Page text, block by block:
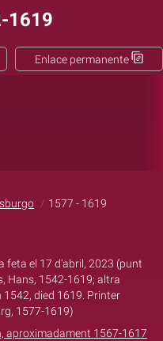
1619
Enlace permanente
1577 - 1619
feta el 17 d'abril, 2023 (punt
Hans, 1542-1619; altra
died 1619. Printer
1577-1619)
aproximadament 1567-1617